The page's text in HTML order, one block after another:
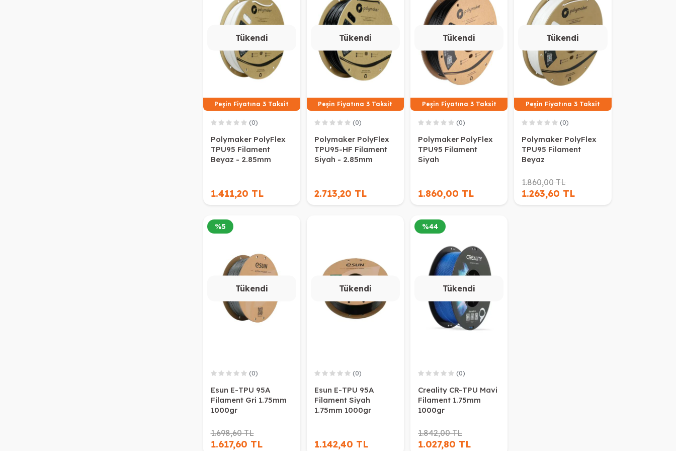
Peşin Fiyatına 3 Taksit
Tükendi
(0)
Polymaker PolyFlex
TPU95 Filament
Beyaz - 2.85mm
1.411,20 TL
Peşin Fiyatına 3 Taksit
Tükendi
(0)
Polymaker PolyFlex
TPU95-HF Filament
Siyah - 2.85mm
2.713,20 TL
Peşin Fiyatına 3 Taksit
Tükendi
(0)
Polymaker PolyFlex
TPU95 Filament
Siyah
1.860,00 TL
Peşin Fiyatına 3 Taksit
Tükendi
(0)
Polymaker PolyFlex
TPU95 Filament
Beyaz
1.860,00 TL
1.263,60 TL
Tükendi
%5
(0)
Esun E-TPU 95A
Filament Gri 1.75mm
1000gr
1.698,60 TL
1.617,60 TL
Tükendi
(0)
Esun E-TPU 95A
Filament Siyah
1.75mm 1000gr
1.142,40 TL
Tükendi
%44
(0)
Creality CR-TPU Mavi
Filament 1.75mm
1000gr
1.842,00 TL
1.027,80 TL